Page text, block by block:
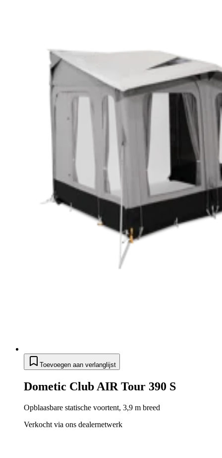
Toevoegen aan verlanglijst
Dometic Club AIR Tour 390 S
Opblaasbare statische voortent, 3,9 m breed
Verkocht via ons dealernetwerk